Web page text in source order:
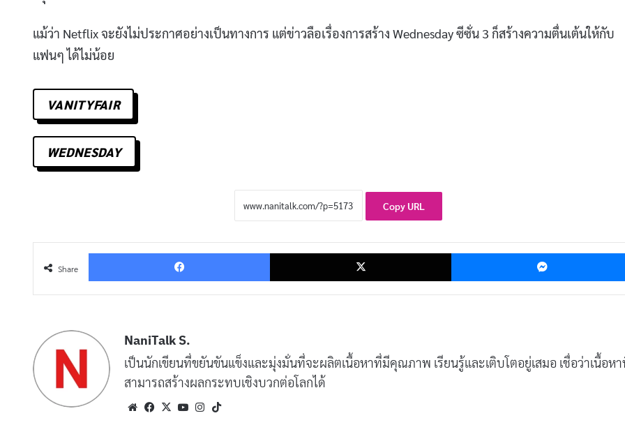
แม้ว่า Netflix จะยังไม่ประกาศอย่างเป็นทางการ แต่ข่าวลือเรื่องการสร้าง Wednesday ซีซั่น 3 ก็สร้างความตื่นเต้นให้กับ
แฟนๆ ได้ไม่น้อย
VANITYFAIR
WEDNESDAY
Copy URL
Share
Facebook X
NaniTalk S.
เป็นนักเขียนที่ขยันขันแข็งและมุ่งมั่นที่จะผลิตเนื้อหาที่มีคุณภาพ เรียนรู้และเติบโตอยู่เสมอ เชื่อว่าเนื้อห
สามารถสร้างผลกระทบเชิงบวกต่อโลกได้
WebsiteFacebook
X YouTubeInstagram